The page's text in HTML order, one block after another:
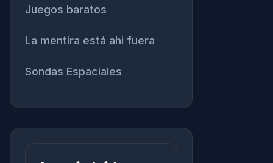
Juegos baratos
La mentira está ahi fuera
Sondas Espaciales